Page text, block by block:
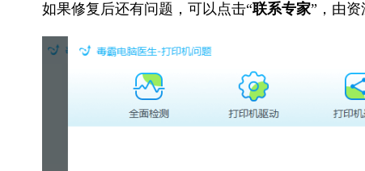
如果修复后还有问题，可以点击“联系专家”，由资